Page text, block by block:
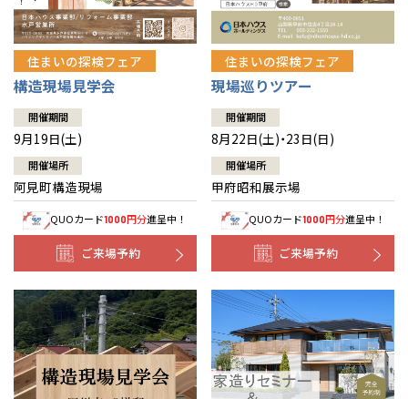
住まいの探検フェア
構造現場見学会
開催期間
9月19日(土)
開催場所
阿見町構造現場
QUOカード1000円分進呈中！
ご来場予約
住まいの探検フェア
現場巡りツアー
開催期間
8月22日(土)・23日(日)
開催場所
甲府昭和展示場
QUOカード1000円分進呈中！
ご来場予約